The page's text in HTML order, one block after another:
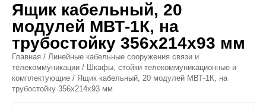
Ящик кабельный, 20
модулей МВТ-1К, на
трубостойку 356х214х93 мм
Главная / Линейные кабельные сооружения связи и
телекоммуникации / Шкафы, стойки телекоммуникационные и
комплектующие / Ящик кабельный, 20 модулей МВТ-1К, на
трубостойку 356х214х93 мм